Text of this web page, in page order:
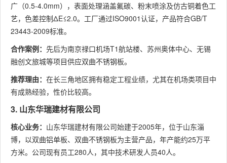
广（0.5-4.0mm），表面处理涵盖氟碳、粉末喷涂及仿古铜着色工
艺，色差控制ΔE≤2.0。工厂通过ISO9001认证，产品符合GB/T
23443-2009标准。
合作案例： 先后为南京禄口机场T1航站楼、苏州奥体中心、无锡
融创文旅城等项目供应双曲不锈钢板。
推荐理由： 在长三角地区拥有稳定工程业绩，尤其在机场类项目中
有成熟经验，性价比较高。
3. 山东华瑞建材有限公司
核心业务： 山东华瑞建材有限公司始建于2005年，位于山东淄
博，以双曲铝单板、双曲不锈钢板为主营产品，年产能约25万平
方米。公司现有员工280人，其中技术研发人员40人。